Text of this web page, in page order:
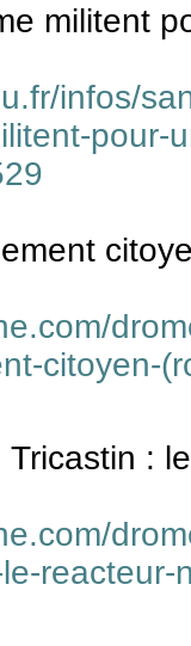
militent
infos/
pour-
citoyen-
: